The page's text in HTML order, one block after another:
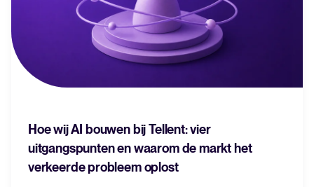
The power of employer branding
Read full story
Hoe wij AI bouwen bij Tellent: vier
uitgangspunten en waarom de markt het
verkeerde probleem oplost